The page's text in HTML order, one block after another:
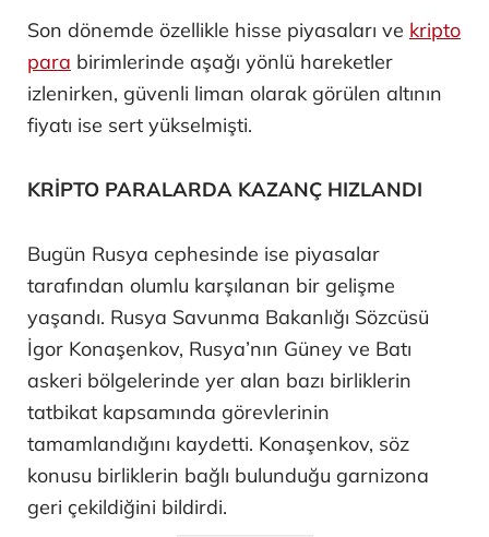
Son dönemde özellikle hisse piyasaları ve kripto
para birimlerinde aşağı yönlü hareketler
izlenirken, güvenli liman olarak görülen altının
fiyatı ise sert yükselmişti.
KRİPTO PARALARDA KAZANÇ HIZLANDI
Bugün Rusya cephesinde ise piyasalar
tarafından olumlu karşılanan bir gelişme
yaşandı. Rusya Savunma Bakanlığı Sözcüsü
İgor Konaşenkov, Rusya’nın Güney ve Batı
askeri bölgelerinde yer alan bazı birliklerin
tatbikat kapsamında görevlerinin
tamamlandığını kaydetti. Konaşenkov, söz
konusu birliklerin bağlı bulunduğu garnizona
geri çekildiğini bildirdi.